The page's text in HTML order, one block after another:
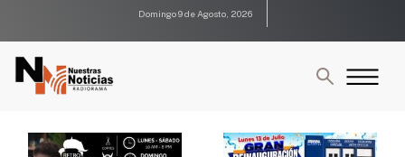
Domingo 9 de Agosto, 2026